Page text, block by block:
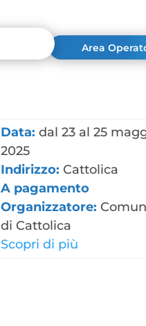
Area
Data: dal 23 al 25
2025
Indirizzo: Cattolica
A pagamento
Organizzatore:
di Cattolica
Scopri di più